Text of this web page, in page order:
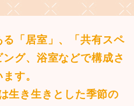
「居室」、「共有スペ
グ、浴室などで構成さ
す。
生き生きとした季節の